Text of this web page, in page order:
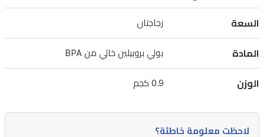
البكتيريا،
وتسخين
الزجاجات
السريع،
وتسخين
السعة زجاجتان
المادة بولي بروبيلين خالي من BPA
الوزن 0.9 كجم
لاحظت معلومة خاطئة؟